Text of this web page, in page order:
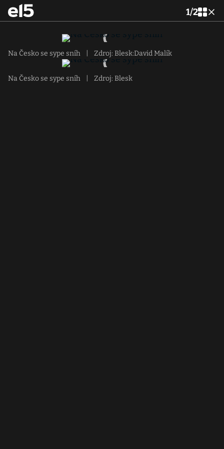
1/2
Na Česko se sype sníh Zdroj: Blesk:David Malík
Na Česko se sype sníh Zdroj: Blesk